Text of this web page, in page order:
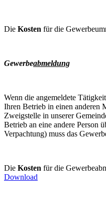
Die Kosten für die
Gewerbeabmeldung
Wenn die angemeldete
Ihren Betrieb in einen anderen
Zweigstelle in unserer
Betrieb an eine andere Person
Verpachtung) muss das
Die Kosten für die
Download